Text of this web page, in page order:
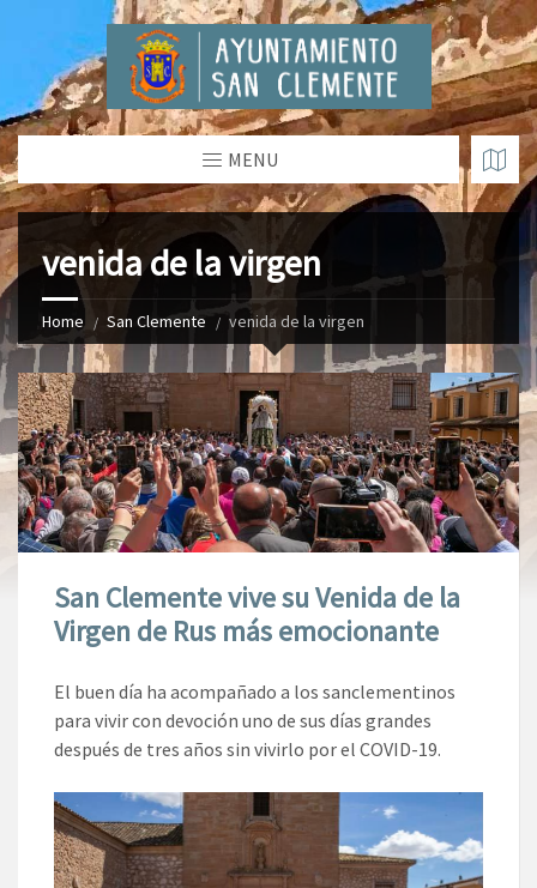
MENU
venida de la virgen
Home San Clemente venida de la virgen
San Clemente vive su Venida de la
Virgen de Rus más emocionante
El buen día ha acompañado a los sanclementinos
para vivir con devoción uno de sus días grandes
después de tres años sin vivirlo por el COVID-19.